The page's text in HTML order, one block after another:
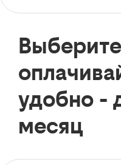
удобно -
месяц